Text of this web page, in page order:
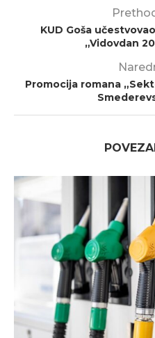
KUD Goša
„Vidovdan
Promocija romana